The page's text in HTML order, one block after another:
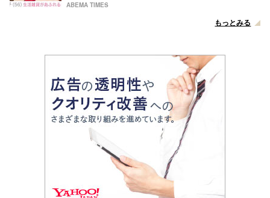
ABEMA TIMES
もっとみる